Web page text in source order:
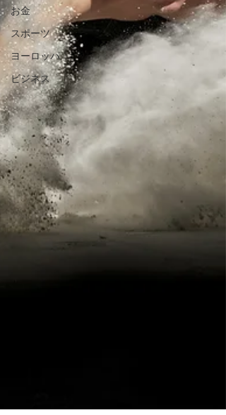
お金
スポーツ
ヨーロッパ
ビジネス